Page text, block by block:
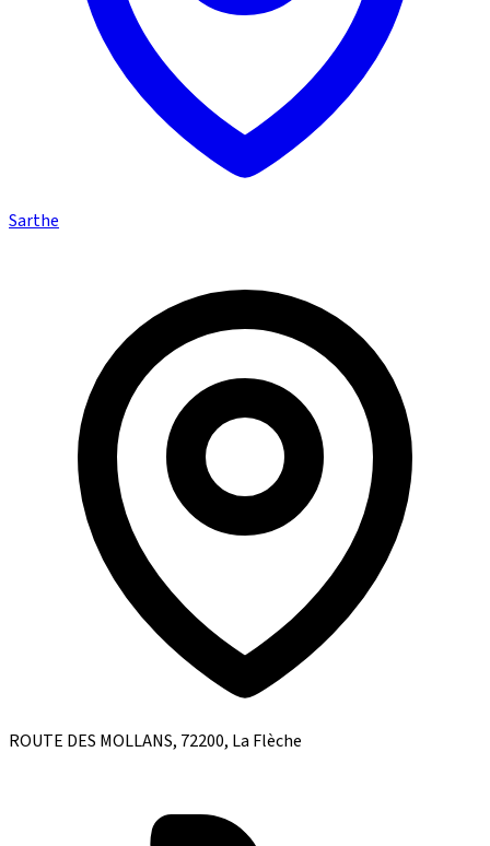
Sarthe
ROUTE DES MOLLANS, 72200, La Flèche